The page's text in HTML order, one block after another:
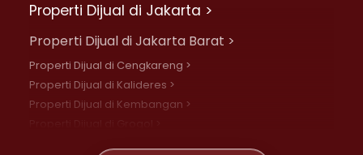
Properti Dijual di Jakarta >
Properti Dijual di Jakarta Barat >
Properti Dijual di Cengkareng >
Properti Dijual di Kalideres >
Properti Dijual di Kembangan >